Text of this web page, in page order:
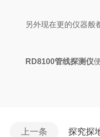
另外现在更的仪器般都
RD8100管线探测仪
上一条 探究探